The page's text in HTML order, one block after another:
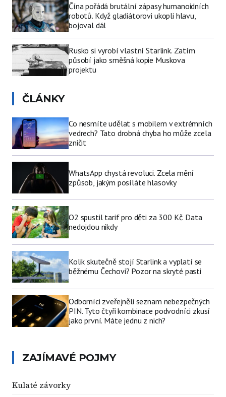
Čína pořádá brutální zápasy humanoidních
robotů. Když gladiátorovi ukopli hlavu,
bojoval dál
Rusko si vyrobí vlastní Starlink. Zatím
působí jako směšná kopie Muskova
projektu
ČLÁNKY
Co nesmíte udělat s mobilem v extrémních
vedrech? Tato drobná chyba ho může zcela
zničit
WhatsApp chystá revoluci. Zcela mění
způsob, jakým posíláte hlasovky
O2 spustil tarif pro děti za 300 Kč. Data
nedojdou nikdy
Kolik skutečně stojí Starlink a vyplatí se
běžnému Čechovi? Pozor na skryté pasti
Odborníci zveřejněli seznam nebezpečných
PIN. Tyto čtyři kombinace podvodníci zkusí
jako první. Máte jednu z nich?
ZAJÍMAVÉ POJMY
Kulaté závorky